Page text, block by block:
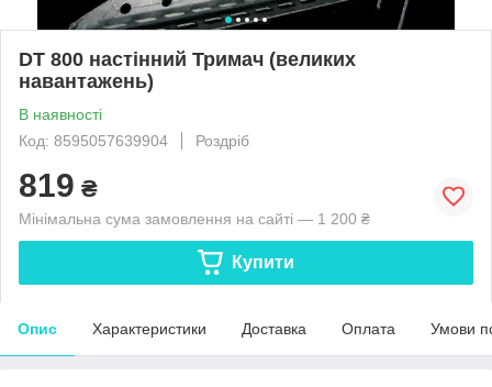
DT 800 настінний Тримач (великих
навантажень)
В наявності
Код: 8595057639904
Роздріб
819 ₴
Мінімальна сума замовлення на сайті — 1 200 ₴
Купити
Опис Характеристики Доставка Оплата Умови